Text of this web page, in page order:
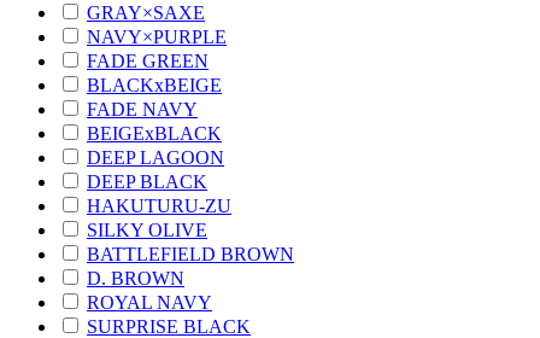
GRAY×SAXE
NAVY×PURPLE
FADE GREEN
BLACKxBEIGE
FADE NAVY
BEIGExBLACK
DEEP LAGOON
DEEP BLACK
HAKUTURU-ZU
SILKY OLIVE
BATTLEFIELD BROWN
D. BROWN
ROYAL NAVY
SURPRISE BLACK